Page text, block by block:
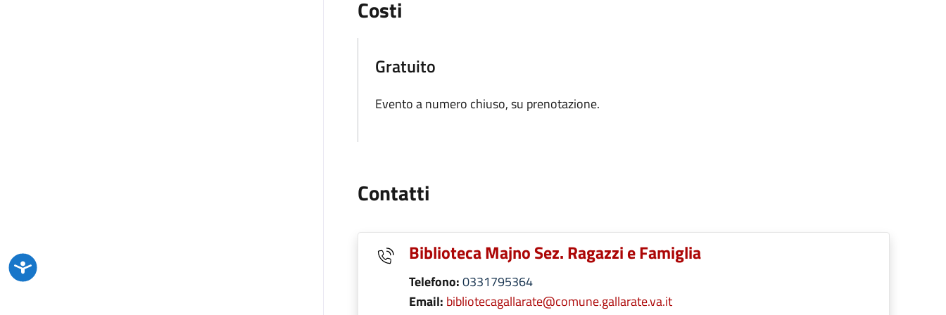
Costi
Gratuito
Evento a numero chiuso, su prenotazione.
Contatti
Biblioteca Majno Sez. Ragazzi e Famiglia
Telefono:0331795364
Email: bibliotecagallarate@comune.gallarate.va.it